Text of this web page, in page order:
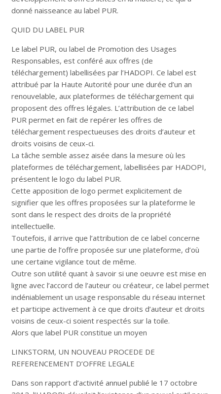
donné naisseance au label PUR.
QUID DU LABEL PUR
Le label PUR, ou label de Promotion des Usages
Responsables, est conféré aux offres (de
téléchargement) labellisées par l’HADOPI. Ce label est
attribué par la Haute Autorité pour une durée d’un an
renouvelable, aux plateformes de téléchargement qui
proposent des offres légales. L’attribution de ce label
PUR permet en fait de repérer les offres de
téléchargement respectueuses des droits d’auteur et
droits voisins de ceux-ci.
La tâche semble assez aisée dans la mesure où les
plateformes de téléchargement, labellisées par HADOPI,
présentent le logo du label PUR.
Cette apposition de logo permet explicitement de
signifier que les offres proposées sur la plateforme le
sont dans le respect des droits de la propriété
intellectuelle.
Toutefois, il arrive que l’attribution de ce label concerne
une partie de l’offre proposée sur une plateforme, d’où
une certaine vigilance tout de même.
Outre son utilité quant à savoir si une oeuvre est mise en
ligne avec l’accord de l’auteur ou créateur, ce label permet
indéniablement un usage responsable du réseau internet
et participe activement à ce que droits d’auteur et droits
voisins de ceux-ci soient respectés sur la toile.
Alors que label PUR constitue un moyen
LINKSTORM, UN NOUVEAU PROCEDE DE
REFERENCEMENT D’OFFRE LEGALE
Dans son rapport d’activité annuel publié le 17 octobre